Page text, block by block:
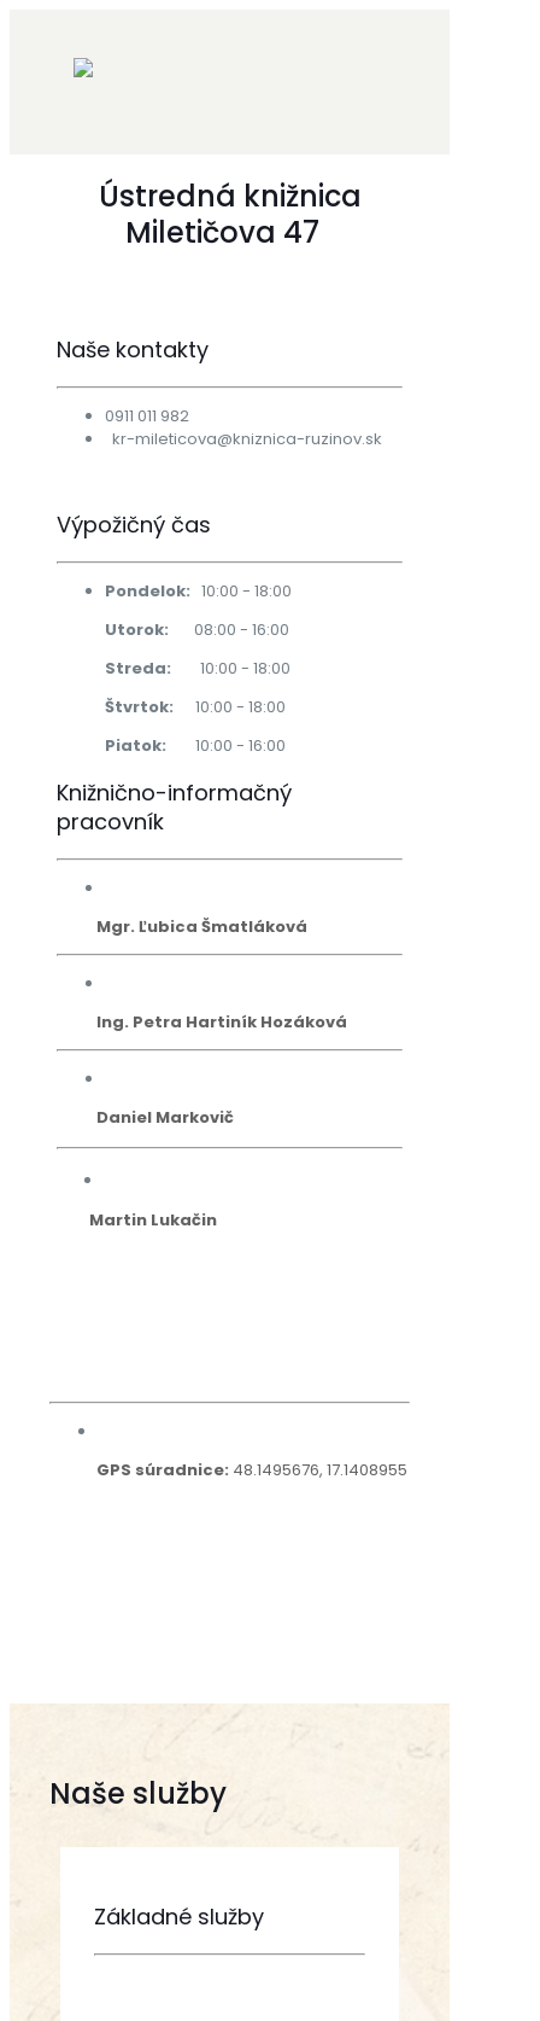
Ústredná knižnica
Miletičova 47
Naše kontakty
0911 011 982
kr-mileticova@kniznica-ruzinov.sk
Výpožičný čas
Pondelok: 10:00 - 18:00
Utorok: 08:00 - 16:00
Streda: 10:00 - 18:00
Štvrtok:
10:00 - 18:00
Piatok: 10:00 - 16:00
Knižnično-informačný
pracovník
Mgr. Ľubica Šmatláková
Ing. Petra Hartiník Hozáková
Daniel Markovič
Martin Lukačin
GPS súradnice: 48.1495676, 17.1408955
Naše služby
Základné služby